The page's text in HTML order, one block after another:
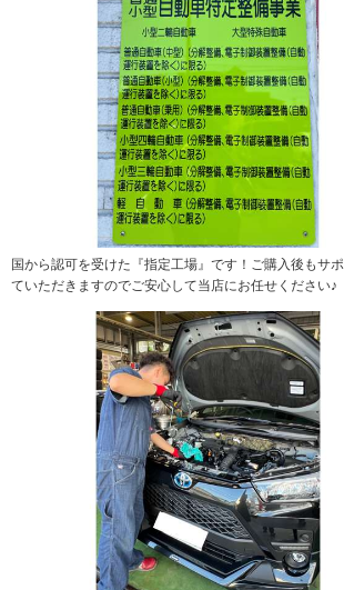
国から認可を受けた『指定工場』です！ご購入後もサ
ていただきますのでご安心して当店にお任せください♪